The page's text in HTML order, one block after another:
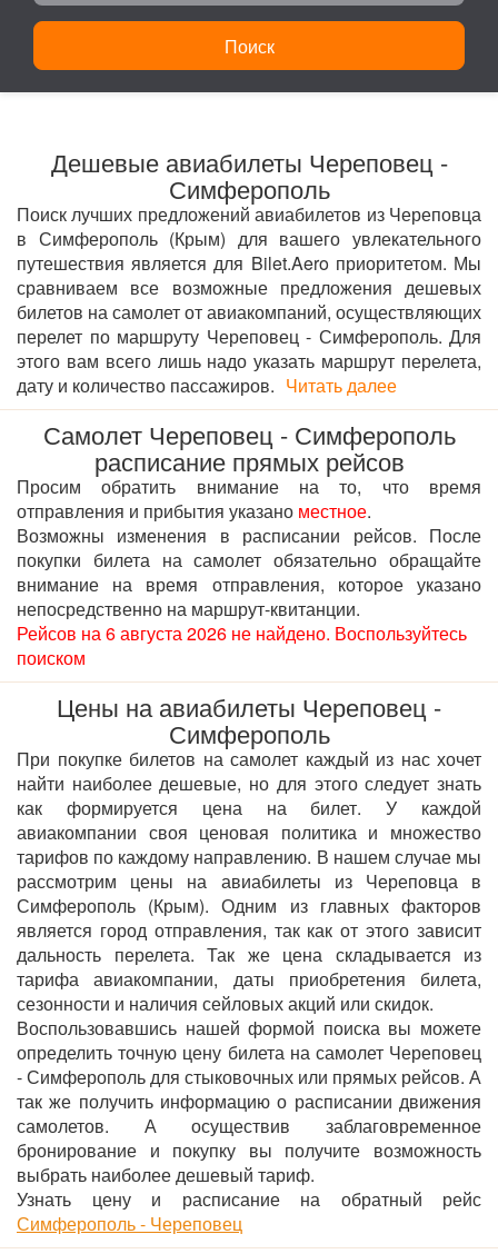
Поиск
Дешевые авиабилеты Череповец -
Симферополь
Поиск лучших предложений авиабилетов из Череповца
в Симферополь (Крым) для вашего увлекательного
путешествия является для Bilet.Aero приоритетом. Мы
сравниваем все возможные предложения дешевых
билетов на самолет от авиакомпаний, осуществляющих
перелет по маршруту Череповец - Симферополь. Для
этого вам всего лишь надо указать маршрут перелета,
дату и количество пассажиров. Читать далее
Самолет Череповец - Симферополь
расписание прямых рейсов
Просим обратить внимание на то, что время
отправления и прибытия указано местное.
Возможны изменения в расписании рейсов. После
покупки билета на самолет обязательно обращайте
внимание на время отправления, которое указано
непосредственно на маршрут-квитанции.
Рейсов на 6 августа 2026 не найдено. Воспользуйтесь
поиском
Цены на авиабилеты Череповец -
Симферополь
При покупке билетов на самолет каждый из нас хочет
найти наиболее дешевые, но для этого следует знать
как формируется цена на билет. У каждой
авиакомпании своя ценовая политика и множество
тарифов по каждому направлению. В нашем случае мы
рассмотрим цены на авиабилеты из Череповца в
Симферополь (Крым). Одним из главных факторов
является город отправления, так как от этого зависит
дальность перелета. Так же цена складывается из
тарифа авиакомпании, даты приобретения билета,
сезонности и наличия сейловых акций или скидок.
Воспользовавшись нашей формой поиска вы можете
определить точную цену билета на самолет Череповец
- Симферополь для стыковочных или прямых рейсов. А
так же получить информацию о расписании движения
самолетов. А осуществив заблаговременное
бронирование и покупку вы получите возможность
выбрать наиболее дешевый тариф.
Узнать цену и расписание на обратный рейс
Симферополь - Череповец